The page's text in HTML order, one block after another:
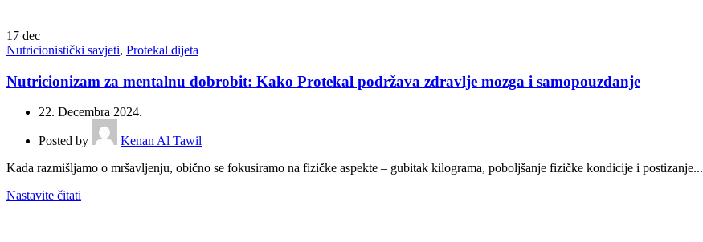
17 dec
Nutricionistički savjeti, Protekal dijeta
Nutricionizam za mentalnu dobrobit: Kako Protekal podržava zdravlje mozga i samopouzdanje
22. Decembra 2024.
Posted by
Kenan Al Tawil
Kada razmišljamo o mršavljenju, obično se fokusiramo na fizičke aspekte – gubitak kilograma, poboljšanje fizičke kondicije i postizanje...
Nastavite čitati